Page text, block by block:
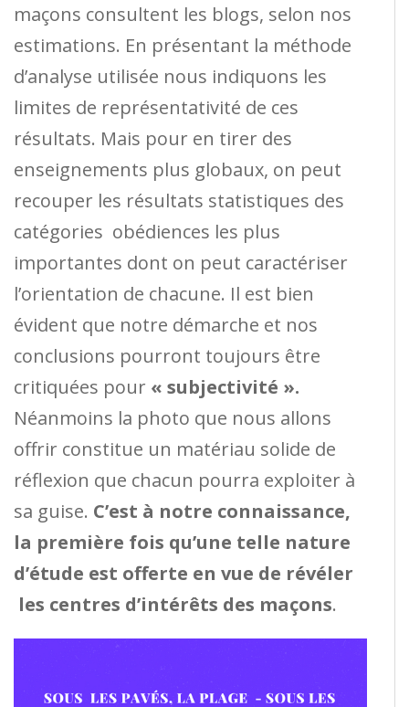
maçons consultent les blogs, selon nos
estimations. En présentant la méthode
d’analyse utilisée nous indiquons les
limites de représentativité de ces
résultats. Mais pour en tirer des
enseignements plus globaux, on peut
recouper les résultats statistiques des
catégories obédiences les plus
importantes dont on peut caractériser
l’orientation de chacune. Il est bien
évident que notre démarche et nos
conclusions pourront toujours être
critiquées pour « subjectivité ».
Néanmoins la photo que nous allons
offrir constitue un matériau solide de
réflexion que chacun pourra exploiter à
sa guise. C’est à notre connaissance,
la première fois qu’une telle nature
d’étude est offerte en vue de révéler
les centres d’intérêts des maçons.